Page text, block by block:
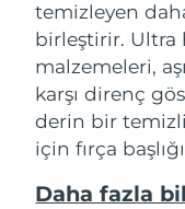
temizleyen
birleştirir. Ultra
malzemeleri,
karşı direnç
derin bir
için fırça
Daha fazla